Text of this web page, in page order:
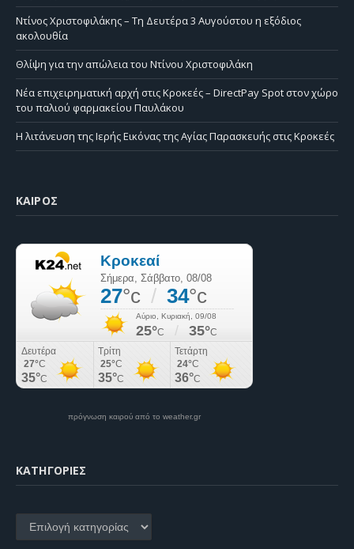
Ντίνος Χριστοφιλάκης – Τη Δευτέρα 3 Αυγούστου η εξόδιος
ακολουθία
Θλίψη για την απώλεια του Ντίνου Χριστοφιλάκη
Νέα επιχειρηματική αρχή στις Κροκεές – DirectPay Spot στον χώρο
του παλιού φαρμακείου Παυλάκου
Η λιτάνευση της Ιερής Εικόνας της Αγίας Παρασκευής στις Κροκεές
ΚΑΙΡΌΣ
πρόγνωση καιρού από το weather.gr
KΑΤΗΓΟΡΊΕΣ
Kατηγορίες